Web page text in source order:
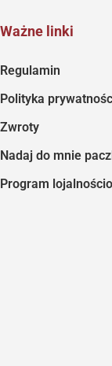
Ważne linki
Regulamin
Polityka
Zwroty
Nadaj do mnie
Program